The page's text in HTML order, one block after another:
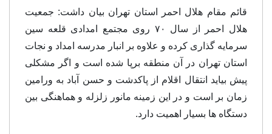
قائم مقام هلال احمر استان تهران بیان داشت: جمعیت
هلال احمر از سال ۷۰ روی مجتمع امدادی قلعه سین
سرمایه گذاری کرده و علاوه بر انبار مدرسه امداد و نجات
استان تهران در آن منطقه برپا شده است و اگر مشکلی
پیش بیاید انتقال اقلام از پاکدشت و حسن آباد به ورامین
زمان بر است و در این زمینه مانور زلزله و هماهنگی بین
دستگاه ها بسیار اهمیت دارد.